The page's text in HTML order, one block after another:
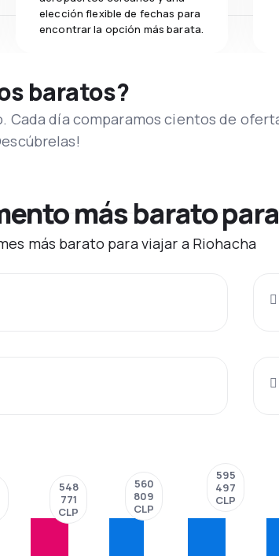
elección flexible de fechas para
encontrar la opción más barata.
baratos?
Cada día comparamos cientos de
más barato
más barato para viajar a Riohacha
548
771
CLP
560
809
CLP
595
497
CLP